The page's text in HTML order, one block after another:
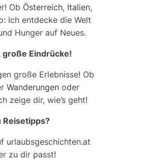
Ob Österreich, Italien,
Ich entdecke die Welt
Hunger auf Neues.
große Eindrücke!
große Erlebnisse! Ob
Wanderungen oder
zeige dir, wie’s geht!
Reisetipps?
urlaubsgeschichten.at
zu dir passt!